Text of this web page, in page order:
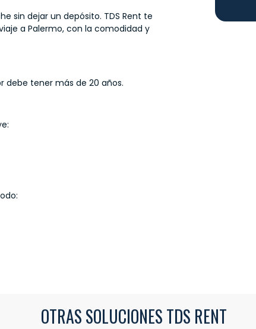
sin dejar un depósito. TDS Rent te
a Palermo, con la comodidad y
debe tener más de 20 años.
OTRAS SOLUCIONES TDS RENT